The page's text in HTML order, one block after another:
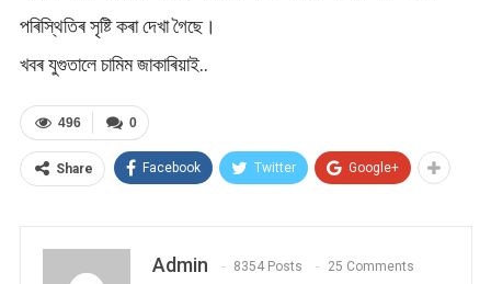
পৰিস্থিতিৰ সৃষ্টি কৰা দেখা গৈছে।
খবৰ যুগুতালে চামিম জাকাৰিয়াই..
0
496
Share Facebook Twitter Google+
Admin 8354 Posts 25 Comments